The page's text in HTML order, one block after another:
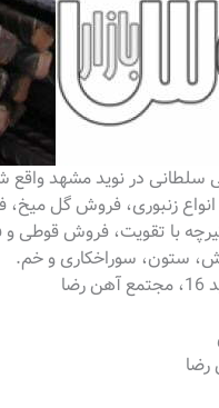
سلطانی در نوید مشهد
گل میخ، فروش اکاستیو درجه یک ۷۰۰
با تقویت، فروش
ستون، سوراخکاری و خم.